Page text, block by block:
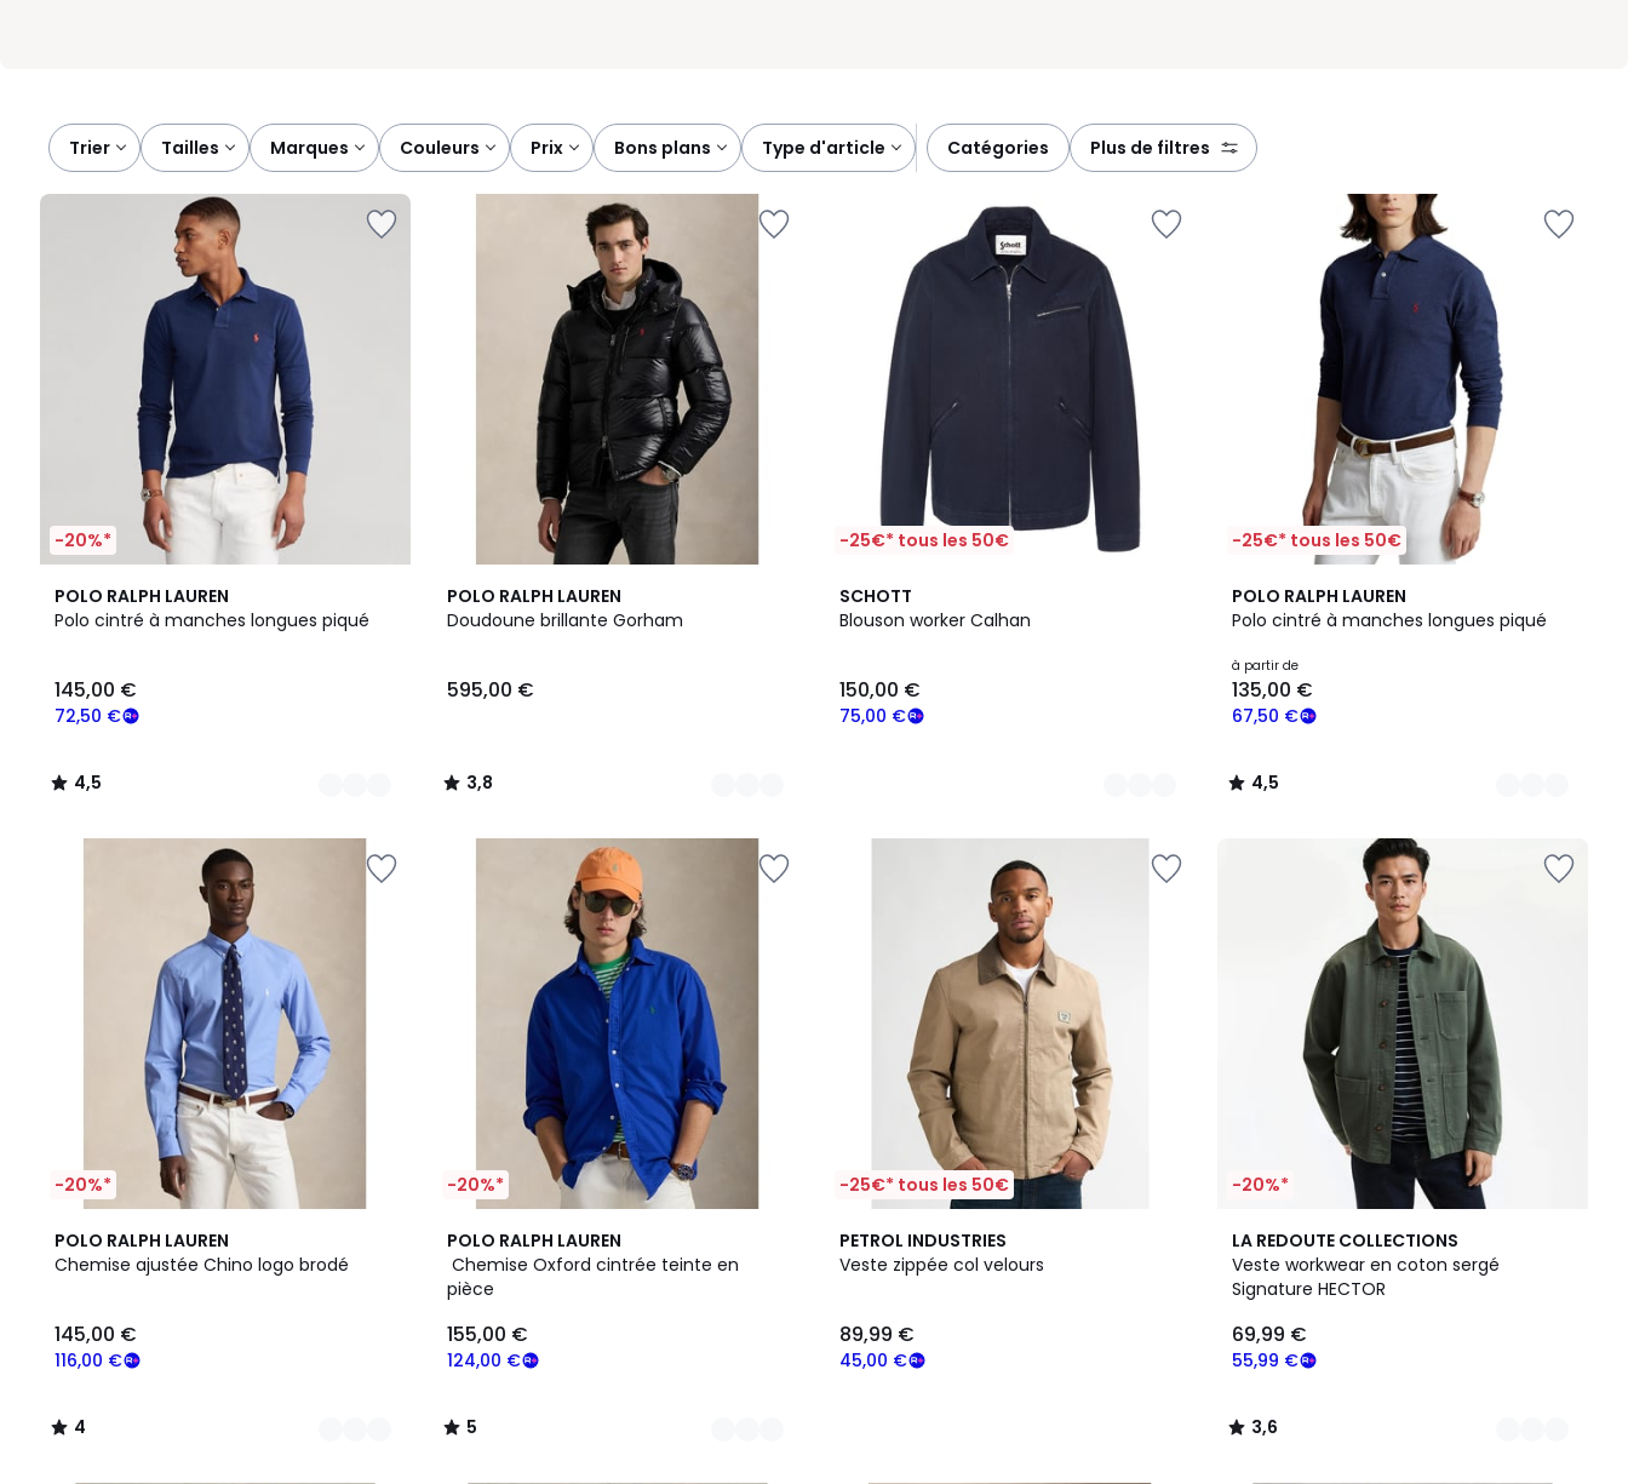
Trier tailles marques couleurs prix bons plans type d'article catégories plus de filtres
-20%*
POLO RALPH LAUREN
Polo cintré à manches longues piqué
€
souscrivez
programme
payer
72,50 €
145,00 €
4,5
/ 5
3
Couleurs
4,5
/
POLO RALPH LAUREN
Doudoune brillante Gorham
595,00 €
3,8
/ 5
2
Couleurs
3,8
/
-25€* tous les 50€
SCHOTT
Blouson worker Calhan
75,00 €
150,00 €
2
Couleurs
-25€* tous les 50€
POLO RALPH LAUREN
Polo cintré à manches longues piqué
à partir de
67,50 €
135,00 €
4,5
/ 5
2
Couleurs
4,5
/
-20%*
POLO RALPH LAUREN
Chemise ajustée Chino logo brodé
116,00 €
145,00 €
4
/
2
Couleurs
4
/
-20%*
POLO RALPH LAUREN
Chemise Oxford cintrée teinte en
pièce
124,00 €
155,00 €
5
/
5
5
Couleurs
5
/
-25€* tous les 50€
PETROL INDUSTRIES
Veste zippée col velours
45,00 €
89,99 €
-20%*
LA REDOUTE COLLECTIONS
Veste workwear en coton sergé
Signature HECTOR
55,99 €
69,99 €
3,6
/ 5
3
Couleurs
3,6
/